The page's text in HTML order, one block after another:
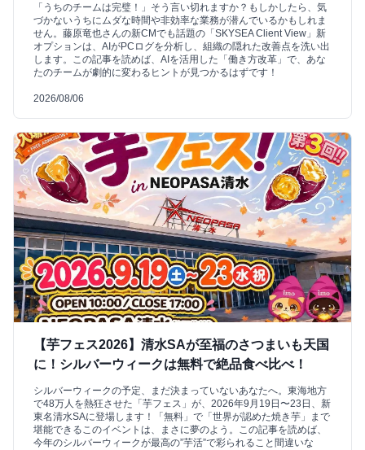
「うちのチームは完璧！」そう言い切れますか？もしかしたら、気
づかないうちにムダな時間や非効率な業務が潜んでいるかもしれま
せん。藤原竜也さんの新CMでも話題の「SKYSEA Client View」新
オプションは、AIがPCログを分析し、組織の隠れた改善点を洗い出
します。この記事を読めば、AIを活用した「働き方改革」で、あな
たのチームが劇的に変わるヒントが見つかるはずです！
2026/08/06
【芋フェス2026】清水SAが至福のさつまいも天国
に！シルバーウィークは無料で絶品食べ比べ！
シルバーウィークの予定、まだ決まっていないあなたへ。東海地方
で48万人を熱狂させた「芋フェス」が、2026年9月19日〜23日、新
東名清水SAに登場します！「無料」で「世界が認めた焼き芋」まで
堪能できるこのイベントは、まさに夢のよう。この記事を読めば、
今年のシルバーウィークが最高の”芋活”で彩られること間違いな